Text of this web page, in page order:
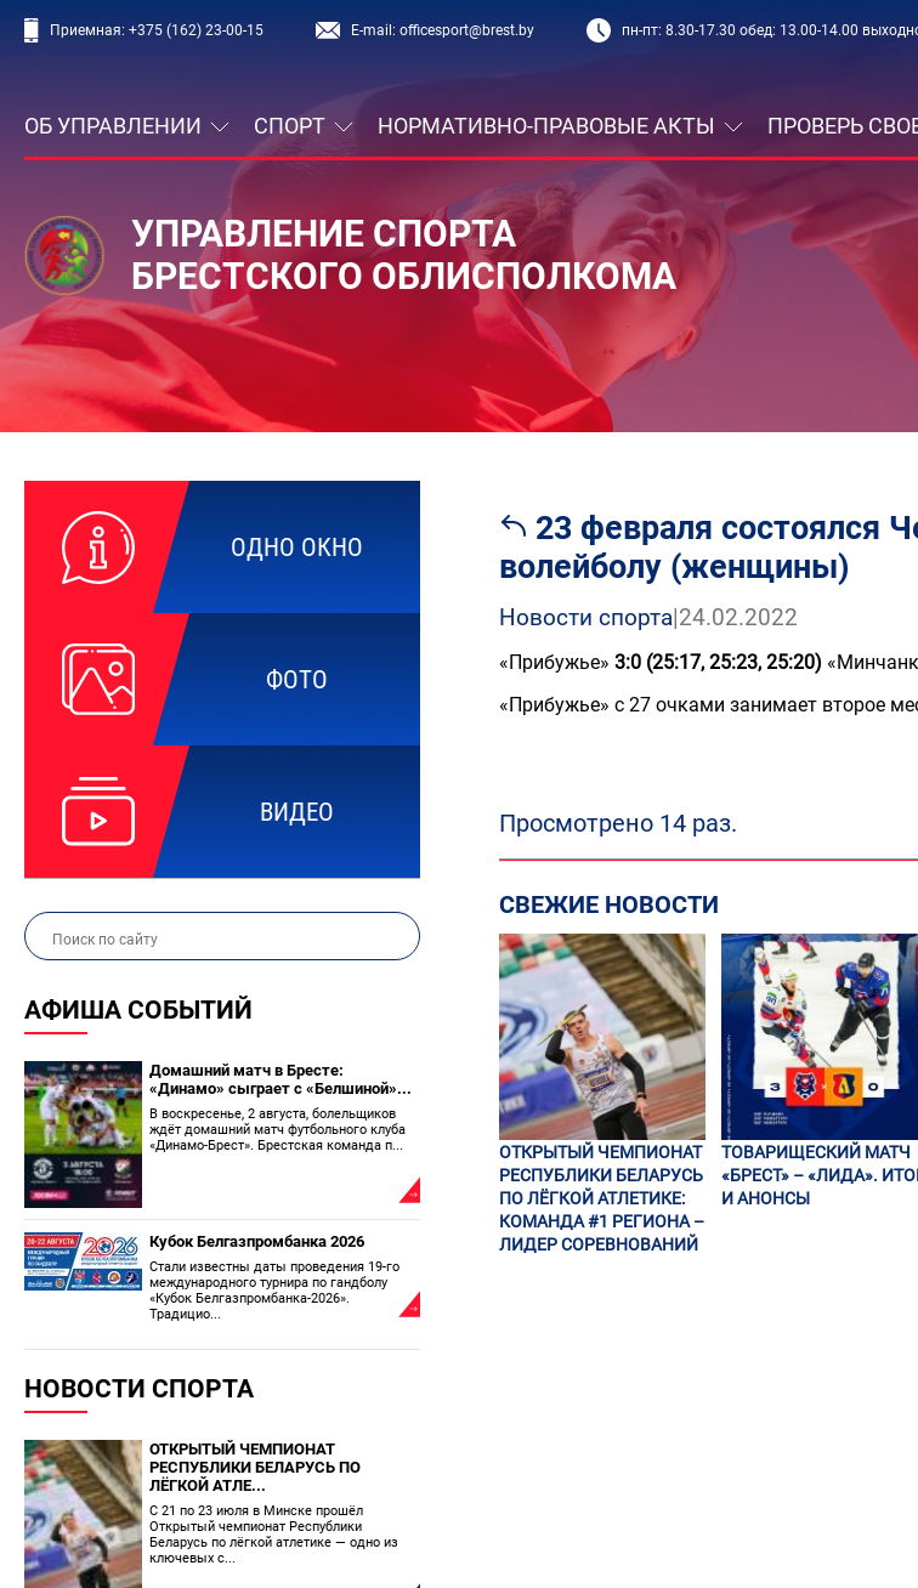
Приемная: +375 (162) 23-00-15 E-mail:officesport@brest.by пн-пт: 8.30-17.30 обед: 13.00-14.00
ОБ УПРАВЛЕНИИ СПОРТ НОРМАТИВНО-ПРАВОВЫЕ АКТЫ ПРОВЕРЬ
УПРАВЛЕНИЕ СПОРТА
БРЕСТСКОГО ОБЛИСПОЛКОМА
ОДНО ОКНО
ФОТО
ВИДЕО
АФИША СОБЫТИЙ
Домашний матч в Бресте:
«Динамо» сыграет с «Белшиной»...
В воскресенье, 2 августа, болельщиков
ждёт домашний матч футбольного клуба
«Динамо-Брест». Брестская команда п...
Кубок Белгазпромбанка 2026
Стали известны даты проведения 19-го
международного турнира по гандболу
«Кубок Белгазпромбанка-2026».
Традицио...
НОВОСТИ СПОРТА
ОТКРЫТЫЙ ЧЕМПИОНАТ
РЕСПУБЛИКИ БЕЛАРУСЬ ПО
ЛЁГКОЙ АТЛЕ...
С 21 по 23 июля в Минске прошёл
Открытый чемпионат Республики
Беларусь по лёгкой атлетике — одно из
ключевых с...
23 февраля состоялся
волейболу (женщины)
Новости спорта|24.02.2022
«Прибужье» 3:0 (25:17, 25:23, 25:20)
«Прибужье» с 27 очками занимает второе
Просмотрено 14 раз.
СВЕЖИЕ НОВОСТИ
ОТКРЫТЫЙ ЧЕМПИОНАТ
РЕСПУБЛИКИ БЕЛАРУСЬ
ПО ЛЁГКОЙ АТЛЕТИКЕ:
КОМАНДА #1 РЕГИОНА –
ЛИДЕР СОРЕВНОВАНИЙ
ТОВАРИЩЕСКИЙ МАТЧ
«БРЕСТ» – «ЛИДА».
И АНОНСЫ